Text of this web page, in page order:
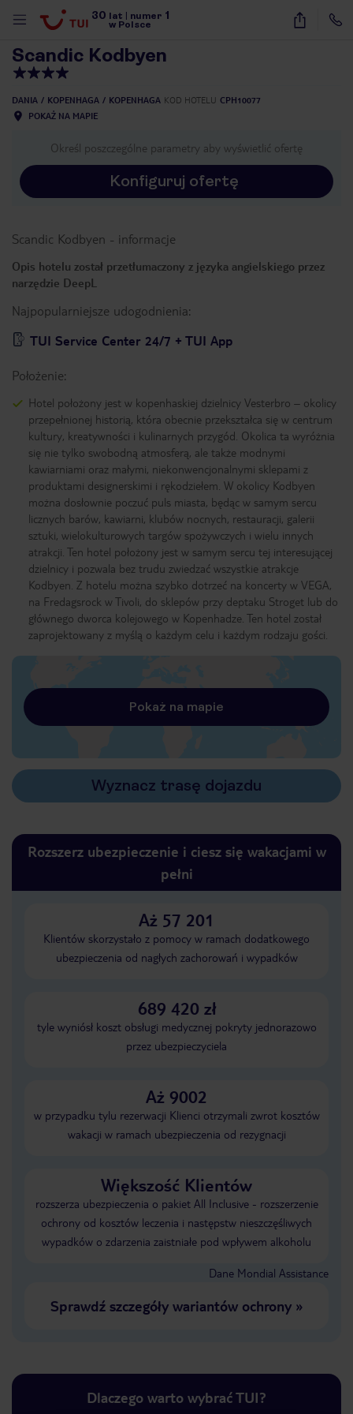
30 lat numer 1
w Polsce
24
Scandic Kodbyen
DANIA KOPENHAGA KOPENHAGA KOD HOTELU CPH10077
POKAŻ NA MAPIE
Określ poszczególne parametry aby wyświetlić ofertę
Konfiguruj ofertę
Scandic Kodbyen - informacje
Opis hotelu został przetłumaczony z języka angielskiego przez
narzędzie DeepL
Najpopularniejsze udogodnienia:
TUI Service Center 24/7 + TUI App
Położenie:
Hotel położony jest w kopenhaskiej dzielnicy Vesterbro – okolicy
przepełnionej historią, która obecnie przekształca się w centrum
kultury, kreatywności i kulinarnych przygód. Okolica ta wyróżnia
się nie tylko swobodną atmosferą, ale także modnymi
kawiarniami oraz małymi, niekonwencjonalnymi sklepami z
produktami designerskimi i rękodziełem. W okolicy Kodbyen
można dosłownie poczuć puls miasta, będąc w samym sercu
licznych barów, kawiarni, klubów nocnych, restauracji, galerii
sztuki, wielokulturowych targów spożywczych i wielu innych
atrakcji. Ten hotel położony jest w samym sercu tej interesującej
dzielnicy i pozwala bez trudu zwiedzać wszystkie atrakcje
Kodbyen. Z hotelu można szybko dotrzeć na koncerty w VEGA,
na Fredagsrock w Tivoli, do sklepów przy deptaku Stroget lub do
głównego dworca kolejowego w Kopenhadze. Ten hotel został
zaprojektowany z myślą o każdym celu i każdym rodzaju gości.
Pokaż na mapie
Wyznacz trasę dojazdu
Rozszerz ubezpieczenie i ciesz się wakacjami w
pełni
Aż 57 201
Klientów skorzystało z pomocy w ramach dodatkowego
ubezpieczenia od nagłych zachorowań i wypadków
689 420 zł
tyle wyniósł koszt obsługi medycznej pokryty jednorazowo
przez ubezpieczyciela
Aż 9002
w przypadku tylu rezerwacji Klienci otrzymali zwrot kosztów
wakacji w ramach ubezpieczenia od rezygnacji
Większość Klientów
rozszerza ubezpieczenia o pakiet All Inclusive - rozszerzenie
ochrony od kosztów leczenia i następstw nieszczęśliwych
wypadków o zdarzenia zaistniałe pod wpływem alkoholu
Dane Mondial Assistance
Sprawdź szczegóły wariantów ochrony»
Dlaczego warto wybrać TUI?